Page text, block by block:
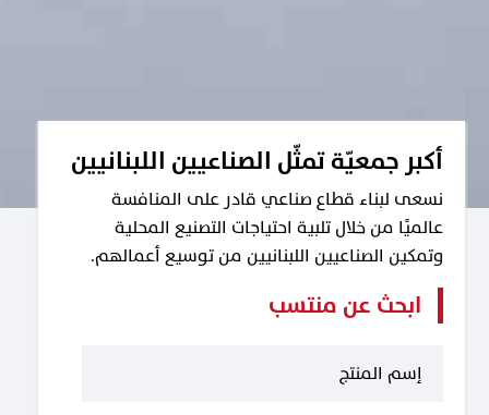
أكبر جمعيّة تمثّل الصناعيين اللبنانيين
نسعى لبناء قطاع صناعي قادر على المنافسة
عالميًا من خلال تلبية احتياجات التصنيع المحلية
وتمكين الصناعيين اللبنانيين من توسيع أعمالهم.
ابحث عن منتسب